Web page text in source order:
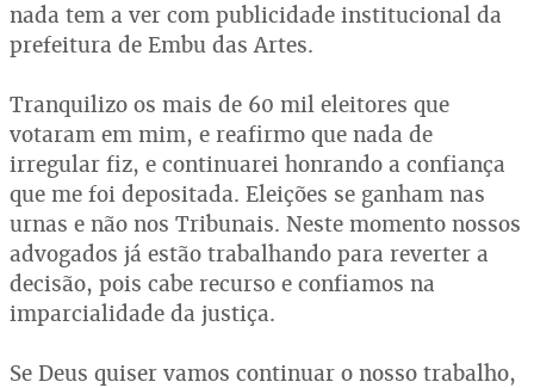
nada tem a ver com publicidade institucional da
prefeitura de Embu das Artes.
Tranquilizo os mais de 60 mil eleitores que
votaram em mim, e reafirmo que nada de
irregular fiz, e continuarei honrando a confiança
que me foi depositada. Eleições se ganham nas
urnas e não nos Tribunais. Neste momento nossos
advogados já estão trabalhando para reverter a
decisão, pois cabe recurso e confiamos na
imparcialidade da justiça.
Se Deus quiser vamos continuar o nosso trabalho,